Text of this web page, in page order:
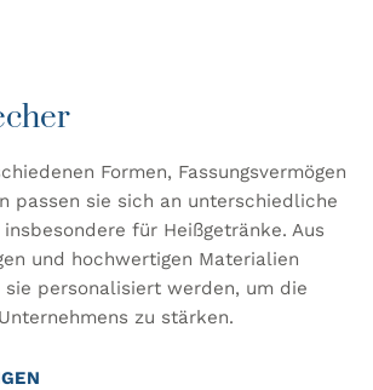
Formen, Fassungsvermögen
passen sie sich an unterschiedliche
für Heißgetränke. Aus
und hochwertigen Materialien
sie personalisiert werden, um die
zu stärken.